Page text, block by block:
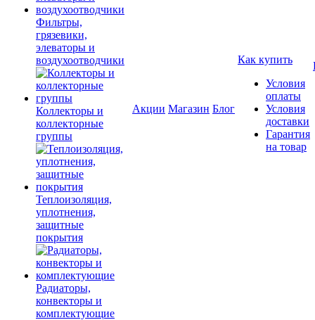
Фильтры,
грязевики,
элеваторы и
воздухоотводчики
Коллекторы и
коллекторные
группы
Теплоизоляция,
уплотнения,
защитные
покрытия
Радиаторы,
конвекторы и
комплектующие
Акции Магазин Блог
Как купить
Условия
оплаты
Условия
доставки
Гарантия
на товар